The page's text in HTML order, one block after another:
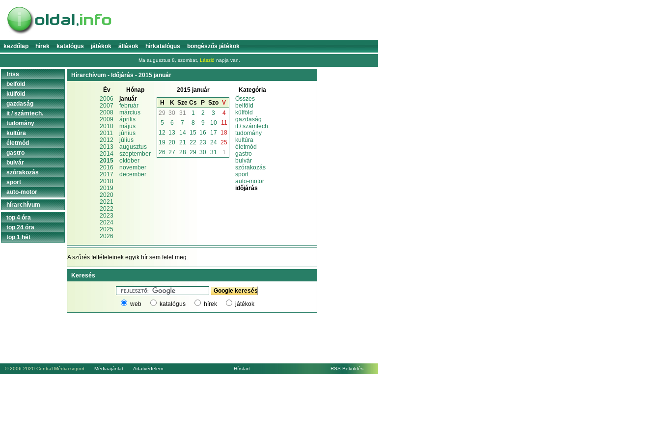
kezdőlap hírek katalógus játékok állások hírkatalógus böngészős játékok
Ma augusztus 8, szombat, László napja van.
Hírarchívum - Időjárás - 2015 január
Év
2006
2007
2008
2009
2010
2011
2012
2013
2014
2015
2016
2017
2018
2019
2020
2021
2022
2023
2024
2025
2026
Hónap
január
február
március
április
május
június
július
augusztus
szeptember
október
november
december
2015 január
H
K Sze Cs P Szo V
29 30 31 1 2 3
4
5
6 7 8 9 10
11
12 13 14 15 16 17
18
19 20 21 22 23 24 25
26 27 28 29 30 31 1
Kategória
Összes
belföld
külföld
gazdaság
it / számtech.
tudomány
kultúra
életmód
gastro
bulvár
szórakozás
sport
auto-motor
időjárás
A szűrés feltételeinek egyik hír sem felel meg.
Keresés
web katalógus hírek játékok
friss
belföld
külföld
gazdaság
it / számtech.
tudomány
kultúra
életmód
gastro
bulvár
szórakozás
sport
auto-motor
hírarchívum
top 4 óra
top 24 óra
top 1 hét
RSS Beküldés
© 2006-2020 Central Médiacsoport Médiaajánlat Adatvédelem Hírstart